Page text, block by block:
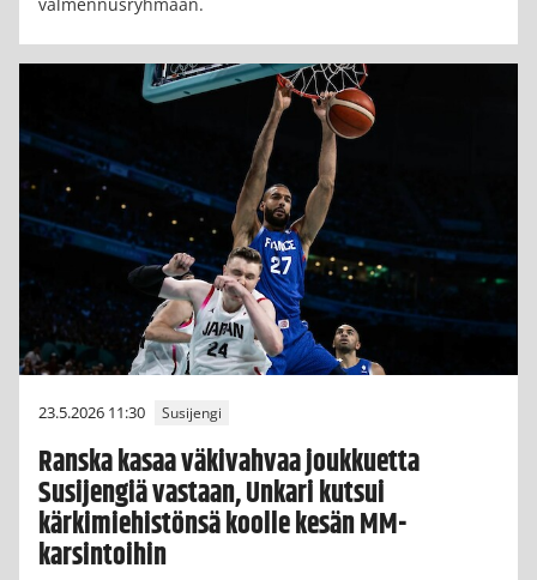
23.5.2026 11:30 Susijengi
Ranska kasaa väkivahvaa joukkuetta
Susijengiä vastaan, Unkari kutsui
kärkimiehistönsä koolle kesän MM-
karsintoihin